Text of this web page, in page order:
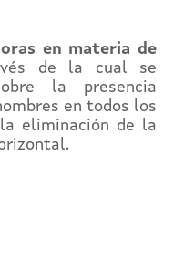
en materia de
de la cual se
la presencia
en todos los
eliminación de la